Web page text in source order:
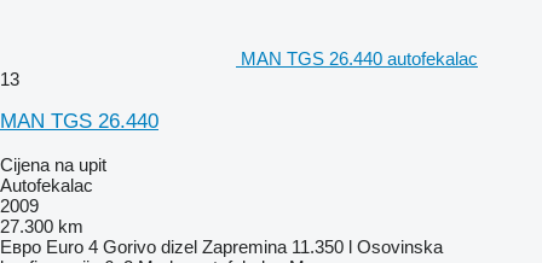
MAN TGS 26.440 autofekalac
13
MAN TGS 26.440
Cijena na upit
Autofekalac
2009
27.300 km
Евро Euro 4 Gorivo dizel Zapremina 11.350 l Osovinska